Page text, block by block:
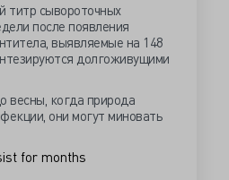
титр сывороточных
после появления
выявляемые на 148
долгоживущими
весны, когда природа
они могут миновать
for months